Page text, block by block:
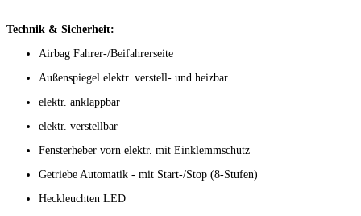
Technik & Sicherheit:
Airbag Fahrer-/Beifahrerseite
Außenspiegel elektr. verstell- und heizbar
elektr. anklappbar
elektr. verstellbar
Fensterheber vorn elektr. mit Einklemmschutz
Getriebe Automatik - mit Start-/Stop (8-Stufen)
Heckleuchten LED